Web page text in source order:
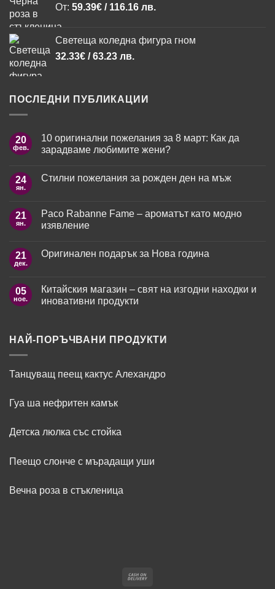
От: 59.39€ / 116.16 лв.
Светеща коледна фигура гном
32.33€ / 63.23 лв.
ПОСЛЕДНИ ПУБЛИКАЦИИ
20
фев.
10 оригинални пожелания за 8 март: Как да
зарадваме любимите жени?
за
за
8
март:
зарадваме
любимите
24
ян.
Стилни пожелания за рожден ден на мъж
Стилни
пожелания
за
на
21
ян.
Paco Rabanne Fame – ароматът като модно
изявление
за
Paco
–
ароматът
като
21
дек.
Оригинален подарък за Нова година
Оригинален
подарък
за
05
ное.
Китайския магазин – свят на изгодни находки и
иновативни продукти
Китайския
магазин
изгодни
иновативни
продукти
НАЙ-ПОРЪЧВАНИ ПРОДУКТИ
Танцуващ пеещ кактус Алехандро
Гуа ша нефритен камък
Детска люлка със стойка
Пеещо слонче с мърадащи уши
Вечна роза в стъкленица